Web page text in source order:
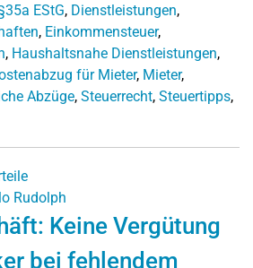
EStG, Dienstleistungen,
, Einkommensteuer,
, Haushaltsnahe Dienstleistungen,
für Mieter, Mieter,
Abzüge, Steuerrecht, Steuertipps,
Rudolph
Keine Vergütung
bei fehlendem